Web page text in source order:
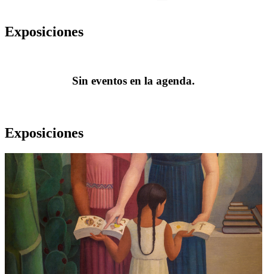
Exposiciones
Sin eventos en la agenda.
Exposiciones